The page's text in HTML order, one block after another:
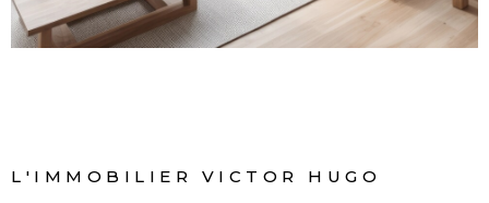
ALERTE E-
L'IMMOBILIER VICTOR HUGO